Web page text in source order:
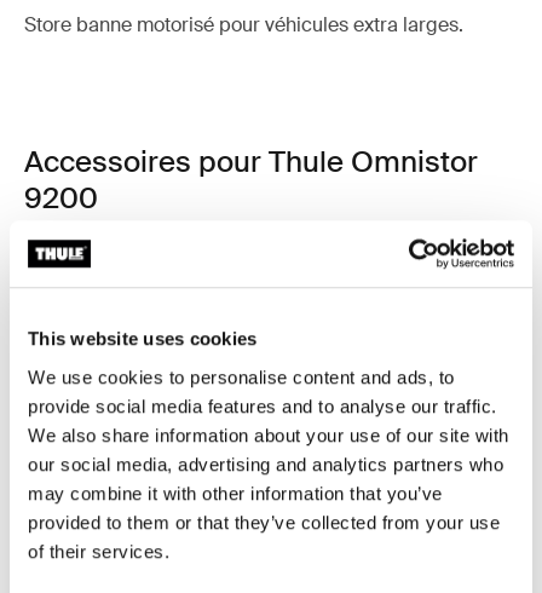
This website uses cookies
We use cookies to personalise content and ads, to
provide social media features and to analyse our traffic.
We also share information about your use of our site with
our social media, advertising and analytics partners who
may combine it with other information that you’ve
provided to them or that they’ve collected from your use
of their services.
Store banne motorisé pour véhicules extra larges.
Accessoires pour Thule Omnistor
9200
Disponible en ligne